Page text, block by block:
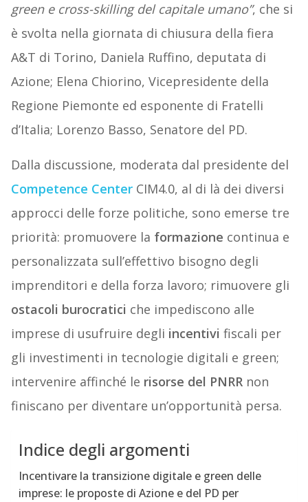
green e cross-skilling del capitale umano”, che si
è svolta nella giornata di chiusura della fiera
A&T di Torino, Daniela Ruffino, deputata di
Azione; Elena Chiorino, Vicepresidente della
Regione Piemonte ed esponente di Fratelli
d’Italia; Lorenzo Basso, Senatore del PD.
Dalla discussione, moderata dal presidente del
Competence CenterCIM4.0, al di là dei diversi
approcci delle forze politiche, sono emerse tre
priorità: promuovere la formazione continua e
personalizzata sull’effettivo bisogno degli
imprenditori e della forza lavoro; rimuovere gli
ostacoli burocratici che impediscono alle
imprese di usufruire degli incentivi fiscali per
gli investimenti in tecnologie digitali e green;
intervenire affinché le risorse del PNRRnon
finiscano per diventare un’opportunità persa.
Indice degli argomenti
Incentivare la transizione digitale e green delle
imprese: le proposte di Azione e del PD per